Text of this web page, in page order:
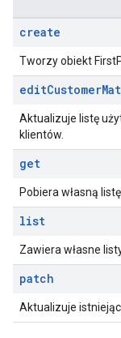
create
Tworzy obiekt
editCustomer
Aktualizuje listę
klientów.
get
Pobiera własną
list
Zawiera własne
patch
Aktualizuje